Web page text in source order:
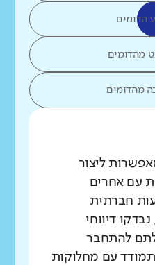
הדומים
מהדומים
מהדומים
ליצור
עם אחרים
חברתית
דיווחי
להתחבר
עם מחלוקות